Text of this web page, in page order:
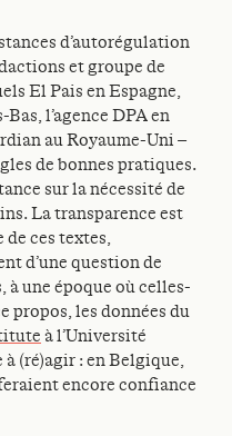
d’autorégulation
et groupe de
El Pais en Espagne,
l’agence DPA en
au Royaume-Uni –
de bonnes pratiques.
sur la nécessité de
La transparence est
de ces textes,
d’une question de
à une époque où celles-
propos, les données du
à l’Université
(ré)agir : en Belgique,
encore confiance